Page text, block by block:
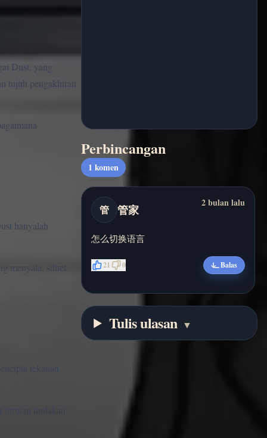
Dust, yang
tujuh pengakhiran
hanyalah
menyala, siluet
Perbincangan
1 komen
管 管家 2 bulan lalu
怎么切换语言
21 0 Balas
Tulis ulasan ▼